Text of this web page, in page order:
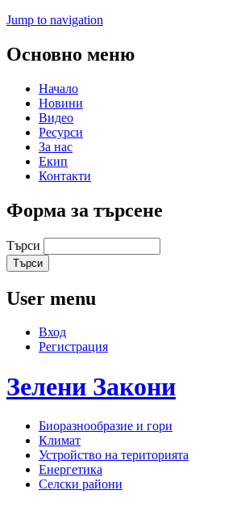
Jump to navigation
Основно меню
Начало
Новини
Видео
Ресурси
За нас
Екип
Контакти
Форма за търсене
Търси
User menu
Вход
Регистрация
Зелени Закони
Биоразнообразие и гори
Климат
Устройство на територията
Енергетика
Селски райони